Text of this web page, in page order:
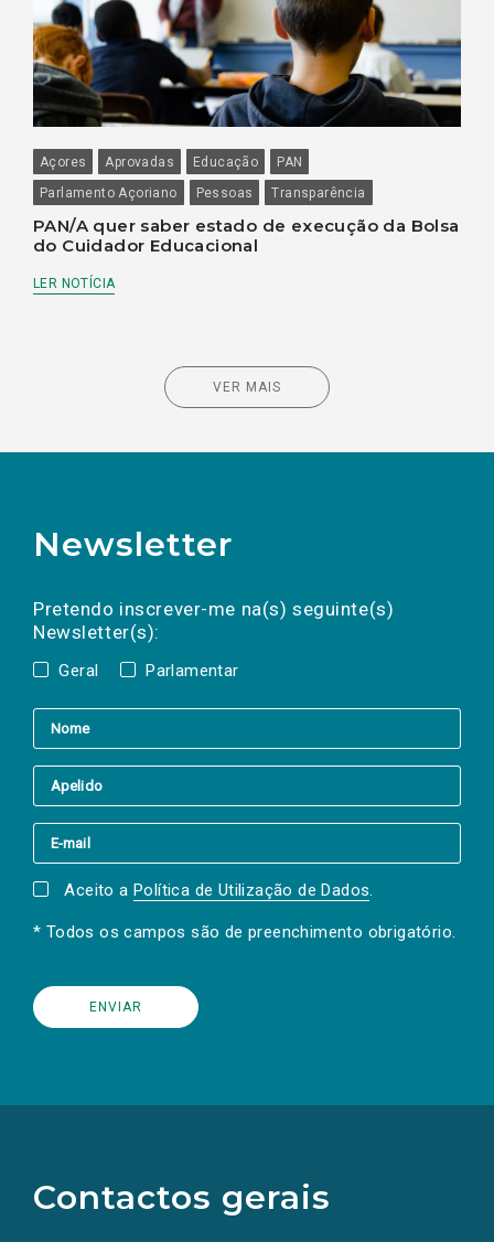
Açores Aprovadas Educação
PAN
Parlamento Açoriano
Pessoas Transparência
PAN/A quer saber estado de execução da Bolsa
do Cuidador Educacional
LER NOTÍCIA
VER MAIS
Newsletter
Pretendo inscrever-me na(s) seguinte(s)
Newsletter(s):
Geral Parlamentar
a(s) newsletter(s).
mail
Aceito a Política de Utilização de Dados.
* Todos os campos são de preenchimento obrigatório.
Contactos gerais
redes
sociais